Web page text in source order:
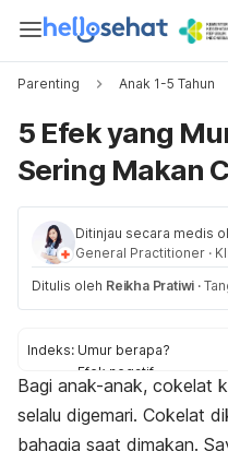
Parenting Anak 1-5 Tahun
5 Efek yang
Sering Makan
Ditinjau secara medis
General Practitioner ·
Ditulis oleh Reikha Pratiwi ·
Indeks: Umur berapa?
Efek negatif
Efek positif
Bagi anak-anak, cokelat
selalu digemari. Cokelat
bahagia saat dimakan.